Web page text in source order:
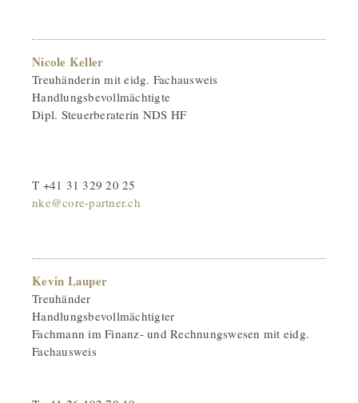
Nicole Keller
Treuhänderin mit eidg. Fachausweis
Handlungsbevollmächtigte
Dipl. Steuerberaterin NDS HF
T +41 31 329 20 25
nke@core-partner.ch
Kevin Lauper
Treuhänder
Handlungsbevollmächtigter
Fachmann im Finanz- und Rechnungswesen mit eidg.
Fachausweis